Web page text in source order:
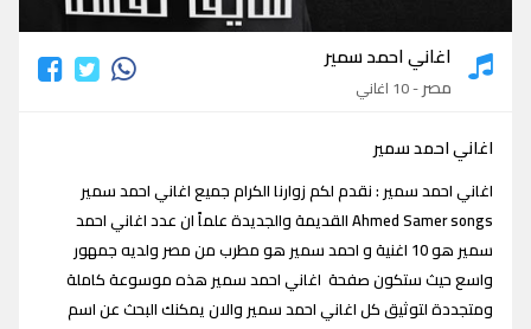
اغاني احمد سمير
اغاني احمد سمير
مصر- 10 اغاني
اغاني احمد سمير
اغاني احمد سمير : نقدم لكم زوارنا الكرام جميع اغاني احمد سمير
Ahmed Samer songs القديمة والجديدة علماً ان عدد اغاني احمد
سمير هو 10 اغنية و احمد سمير هو مطرب من مصر ولديه جمهور
واسع حيث ستكون صفحة اغاني احمد سمير هذه موسوعة كاملة
ومتجددة لتوثيق كل اغاني احمد سمير والان يمكنك البحث عن اسم